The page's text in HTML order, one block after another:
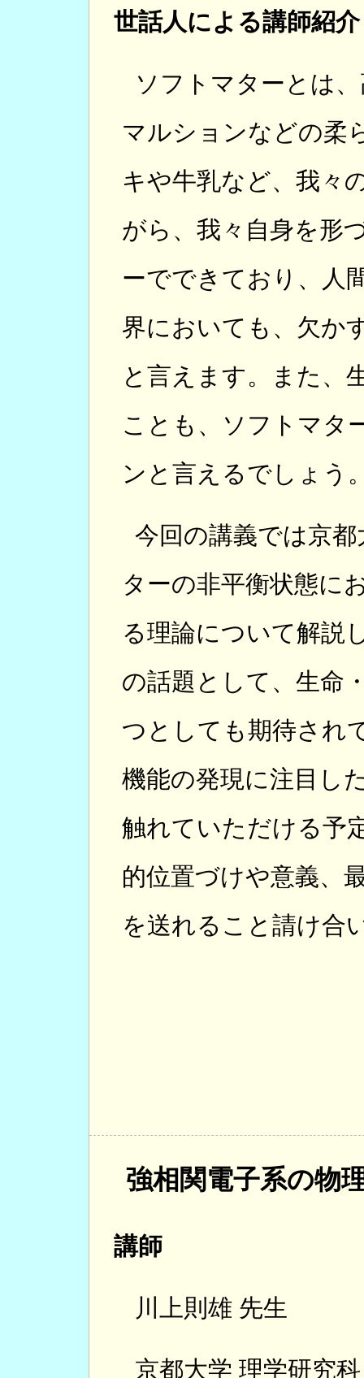
世話人による講師紹介
ソフトマターとは
マルションなどの柔
キや牛乳など、我々
がら、我々自身を形
ーでできており、人
界においても、欠か
と言えます。また、
ことも、ソフトマタ
ンと言えるでしょう
今回の講義では京
ターの非平衡状態に
る理論について解説
の話題として、生命
つとしても期待され
機能の発現に注目し
触れていただける予
的位置づけや意義、
を送れること請け合
強相関電子系の物
講師
川上則雄 先生
京都大学 理学研究